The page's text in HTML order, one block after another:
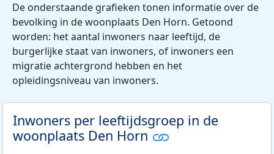
De onderstaande grafieken tonen informatie over de
bevolking in de woonplaats Den Horn. Getoond
worden: het aantal inwoners naar leeftijd, de
burgerlijke staat van inwoners, of inwoners een
migratie achtergrond hebben en het
opleidingsniveau van inwoners.
Inwoners per leeftijdsgroep in de
woonplaats Den Horn